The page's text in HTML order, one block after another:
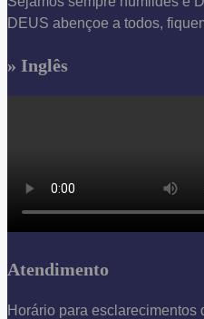
DEUS abençoe a todos,
» Inglês
Atendimento
Horário para esclarecimentos